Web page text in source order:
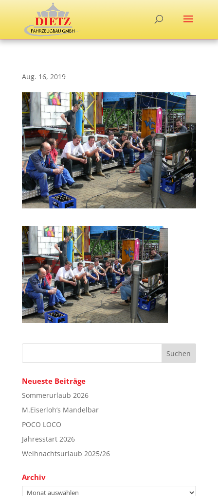
Aug. 16, 2019
Neueste Beiträge
Sommerurlaub 2026
M.Eiserloh’s Mandelbar
POCO LOCO
Jahresstart 2026
Weihnachtsurlaub 2025/26
Archiv
Archiv